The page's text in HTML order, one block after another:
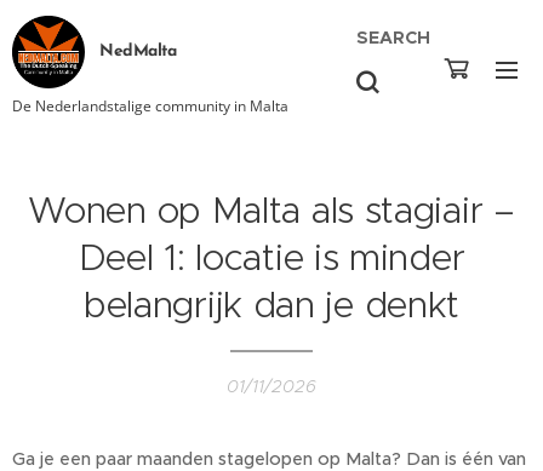
NedMalta
De Nederlandstalige community in Malta
SEARCH
Wonen op Malta als stagiair –
Deel 1: locatie is minder
belangrijk dan je denkt
01/11/2026
Ga je een paar maanden stagelopen op Malta? Dan is één van